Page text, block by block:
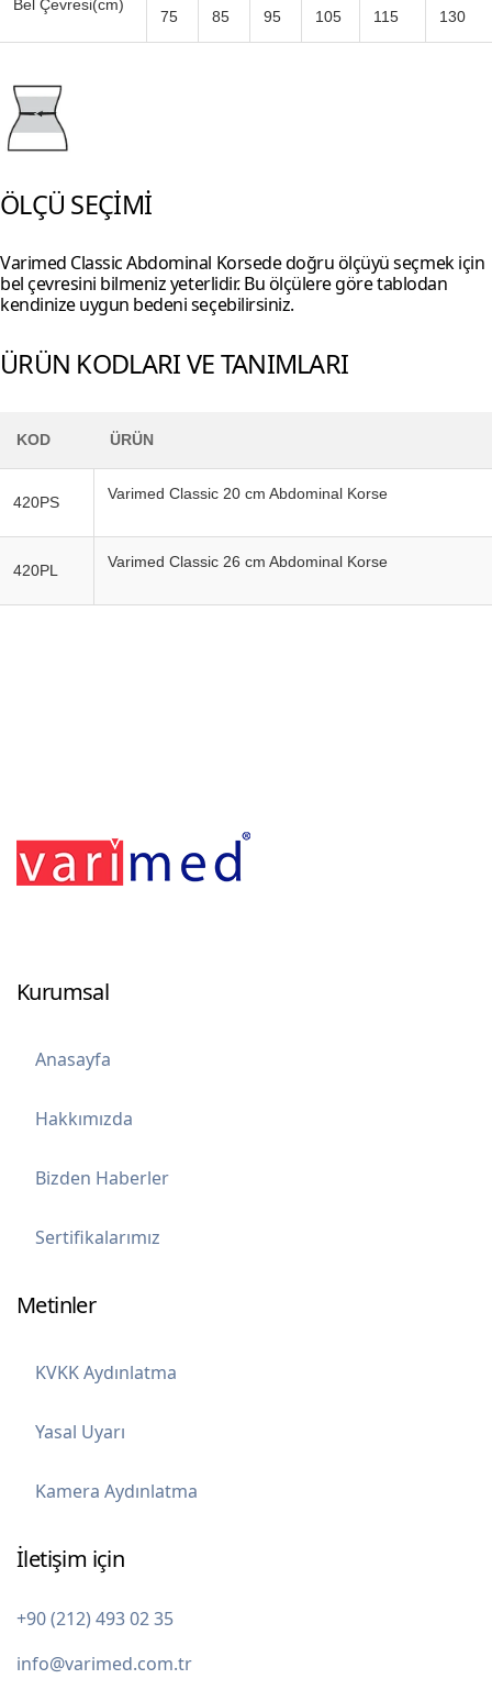
Bel Çevresi(cm)
75
85
95
105
115
130
ÖLÇÜ SEÇİMİ
Varimed Classic Abdominal Korsede doğru ölçüyü seçmek için
bel çevresini bilmeniz yeterlidir. Bu ölçülere göre tablodan
kendinize uygun bedeni seçebilirsiniz.
ÜRÜN KODLARI VE TANIMLARI
KOD ÜRÜN
420PS Varimed Classic 20 cm Abdominal Korse
420PL Varimed Classic 26 cm Abdominal Korse
Kurumsal
Anasayfa
Hakkımızda
Bizden Haberler
Sertifikalarımız
Metinler
KVKK Aydınlatma
Yasal Uyarı
Kamera Aydınlatma
İletişim için
+90 (212) 493 02 35
info@varimed.com.tr